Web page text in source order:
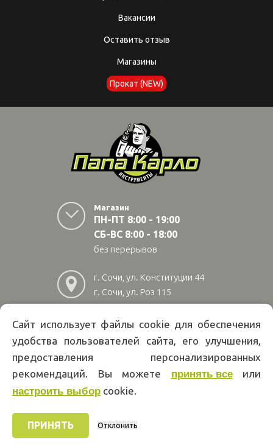
Вакансии
Оставить отзыв
Магазины
Прокат (NEW)
Магазин
ПН-ПТ 8:00 - 19:00
СБ-ВС 8:00 - 18:00
без перерывов
г. Сочи, ул. Конституции 44
г. Сочи, ул. Роз 115
г. Адлер, ул Авиационная
28/10
222 02 01
офертой. Указанные цены действуют только при оформлении заказа
через интернет-магазин papakarlotools.ru.
Сайт использует файлы cookie для обеспечения
удобства пользователей сайта, его улучшения,
предоставления персонализированных
рекомендаций. Вы можете принять всеили
настроить выбор cookie.
ПРИНЯТЬ Отклонить